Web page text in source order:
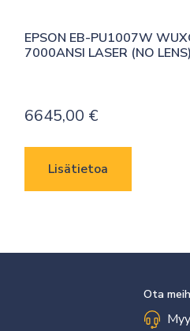
EPSON EB-PU1007W
7000ANSI LASER (NO LENS)
6645,00 €
Lisätietoa
Ota